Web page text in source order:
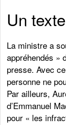
Un
La ministre a
appréhendés »
presse. Avec
personne ne
Par ailleurs,
d’Emmanuel
pour « les